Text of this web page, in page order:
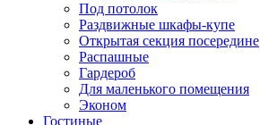
Под потолок
Раздвижные шкафы-купе
Открытая секция посередине
Распашные
Гардероб
Для маленького помещения
Эконом
Гостиные